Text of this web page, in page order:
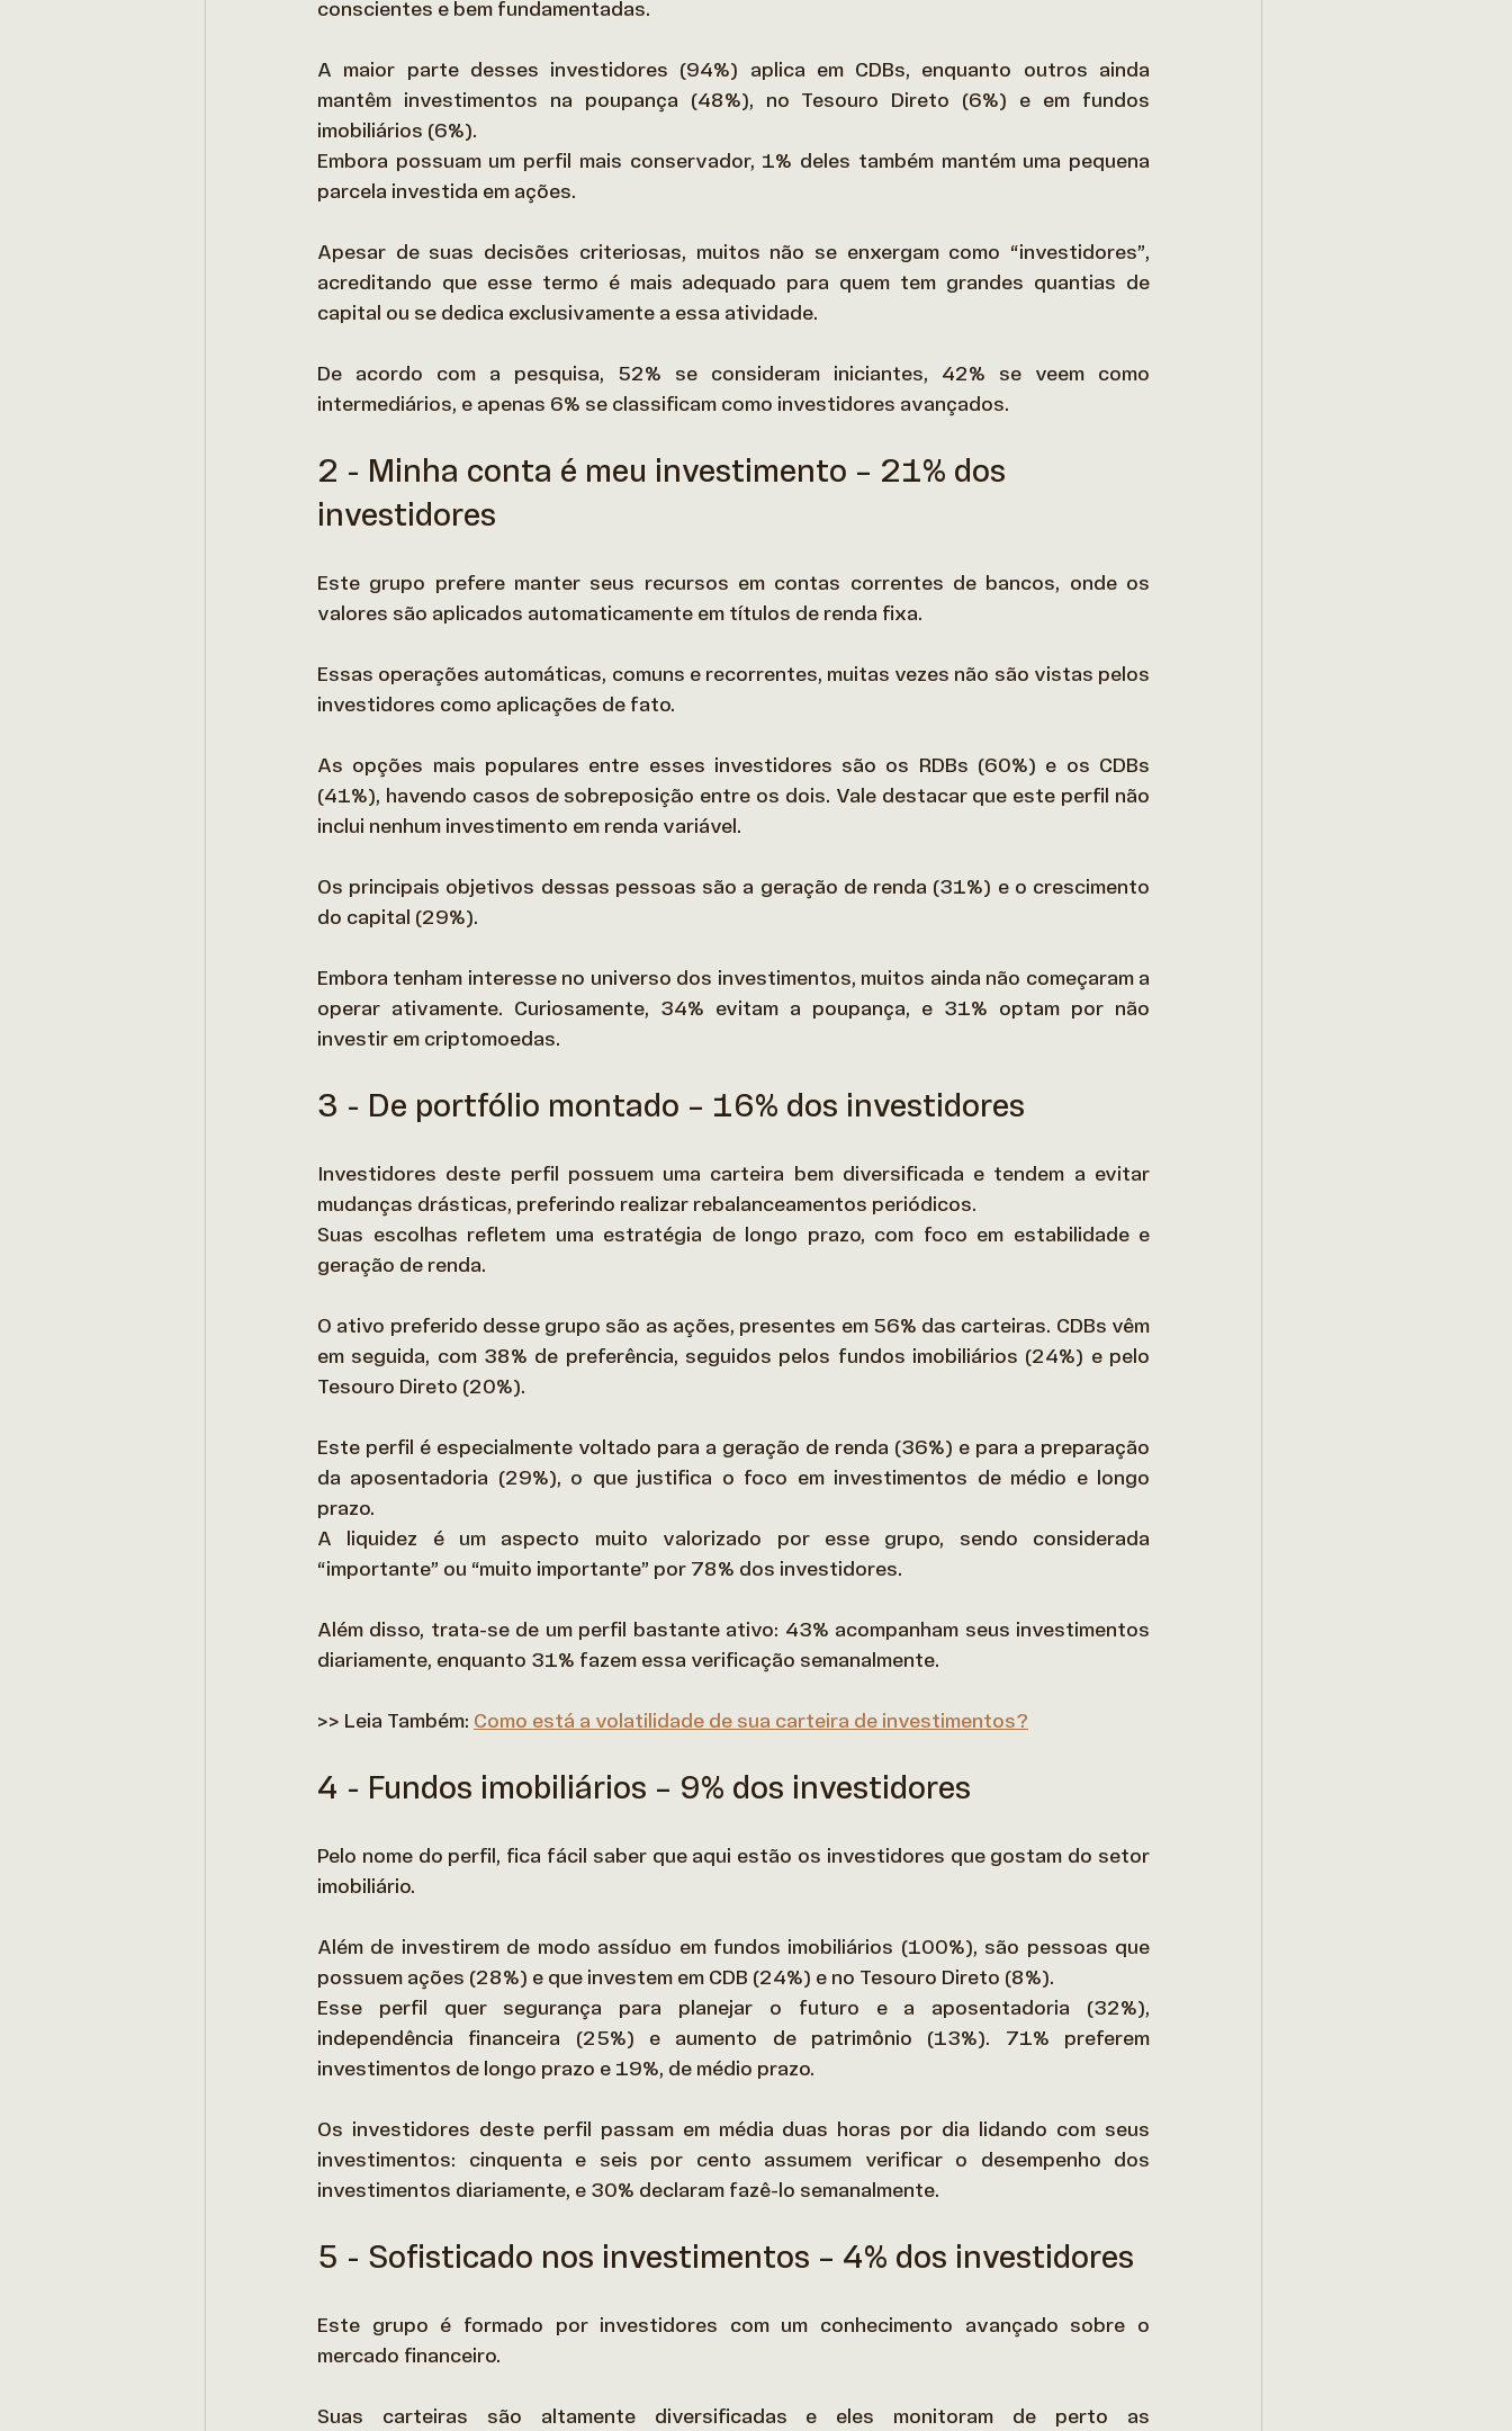
conscientes e bem fundamentadas.
A maior parte desses investidores (94%) aplica em CDBs, enquanto outros ainda
mantêm investimentos na poupança (48%), no Tesouro Direto (6%) e em fundos
imobiliários (6%).
Embora possuam um perfil mais conservador, 1% deles também mantém uma pequena
parcela investida em ações.
Apesar de suas decisões criteriosas, muitos não se enxergam como “investidores”,
acreditando que esse termo é mais adequado para quem tem grandes quantias de
capital ou se dedica exclusivamente a essa atividade.
De acordo com a pesquisa, 52% se consideram iniciantes, 42% se veem como
intermediários, e apenas 6% se classificam como investidores avançados.
2 - Minha conta é meu investimento – 21% dos
investidores
Este grupo prefere manter seus recursos em contas correntes de bancos, onde os
valores são aplicados automaticamente em títulos de renda fixa.
Essas operações automáticas, comuns e recorrentes, muitas vezes não são vistas pelos
investidores como aplicações de fato.
As opções mais populares entre esses investidores são os RDBs (60%) e os CDBs
(41%), havendo casos de sobreposição entre os dois. Vale destacar que este perfil não
inclui nenhum investimento em renda variável.
Os principais objetivos dessas pessoas são a geração de renda (31%) e o crescimento
do capital (29%).
Embora tenham interesse no universo dos investimentos, muitos ainda não começaram a
operar ativamente. Curiosamente, 34% evitam a poupança, e 31% optam por não
investir em criptomoedas.
3 - De portfólio montado – 16% dos investidores
Investidores deste perfil possuem uma carteira bem diversificada e tendem a evitar
mudanças drásticas, preferindo realizar rebalanceamentos periódicos.
Suas escolhas refletem uma estratégia de longo prazo, com foco em estabilidade e
geração de renda.
O ativo preferido desse grupo são as ações, presentes em 56% das carteiras. CDBs vêm
em seguida, com 38% de preferência, seguidos pelos fundos imobiliários (24%) e pelo
Tesouro Direto (20%).
Este perfil é especialmente voltado para a geração de renda (36%) e para a preparação
da aposentadoria (29%), o que justifica o foco em investimentos de médio e longo
prazo.
A liquidez é um aspecto muito valorizado por esse grupo, sendo considerada
“importante” ou “muito importante” por 78% dos investidores.
Além disso, trata-se de um perfil bastante ativo: 43% acompanham seus investimentos
diariamente, enquanto 31% fazem essa verificação semanalmente.
>> Leia Também: Como está a volatilidade de sua carteira de investimentos?
4 - Fundos imobiliários – 9% dos investidores
Pelo nome do perfil, fica fácil saber que aqui estão os investidores que gostam do setor
imobiliário.
Além de investirem de modo assíduo em fundos imobiliários (100%), são pessoas que
possuem ações (28%) e que investem em CDB (24%) e no Tesouro Direto (8%).
Esse perfil quer segurança para planejar o futuro e a aposentadoria (32%),
independência financeira (25%) e aumento de patrimônio (13%). 71% preferem
investimentos de longo prazo e 19%, de médio prazo.
Os investidores deste perfil passam em média duas horas por dia lidando com seus
investimentos: cinquenta e seis por cento assumem verificar o desempenho dos
investimentos diariamente, e 30% declaram fazê-lo semanalmente.
5 - Sofisticado nos investimentos – 4% dos investidores
Este grupo é formado por investidores com um conhecimento avançado sobre o
mercado financeiro.
Suas carteiras são altamente diversificadas e eles monitoram de perto as